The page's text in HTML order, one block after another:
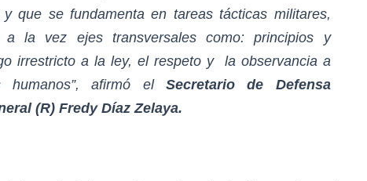
y que se fundamenta en tareas tácticas militares,
a la vez ejes transversales como: principios y
irrestricto a la ley, el respeto y la observancia a
humanos”, afirmó el Secretario de Defensa
(R) Fredy Díaz Zelaya.